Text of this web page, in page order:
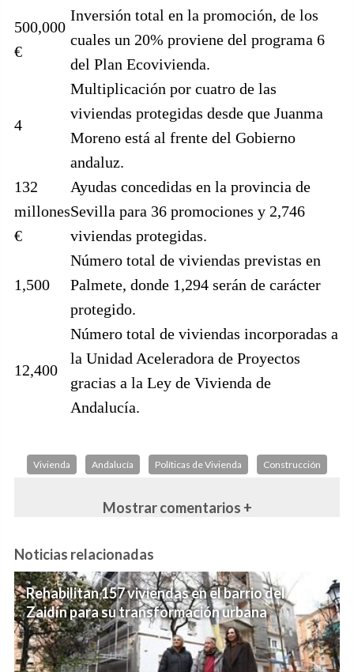
500,000
€
Inversión total en la promoción, de los
cuales un 20% proviene del programa 6
del Plan Ecovivienda.
4
Multiplicación por cuatro de las
viviendas protegidas desde que Juanma
Moreno está al frente del Gobierno
andaluz.
132
millones
€
Ayudas concedidas en la provincia de
Sevilla para 36 promociones y 2,746
viviendas protegidas.
1,500
Número total de viviendas previstas en
Palmete, donde 1,294 serán de carácter
protegido.
12,400
Número total de viviendas incorporadas a
la Unidad Aceleradora de Proyectos
gracias a la Ley de Vivienda de
Andalucía.
Vivienda Andalucía Políticas de Vivienda Construcción
Mostrar comentarios +
Noticias relacionadas
Rehabilitan 157 viviendas en el barrio del
Zaidín para su transformación urbana